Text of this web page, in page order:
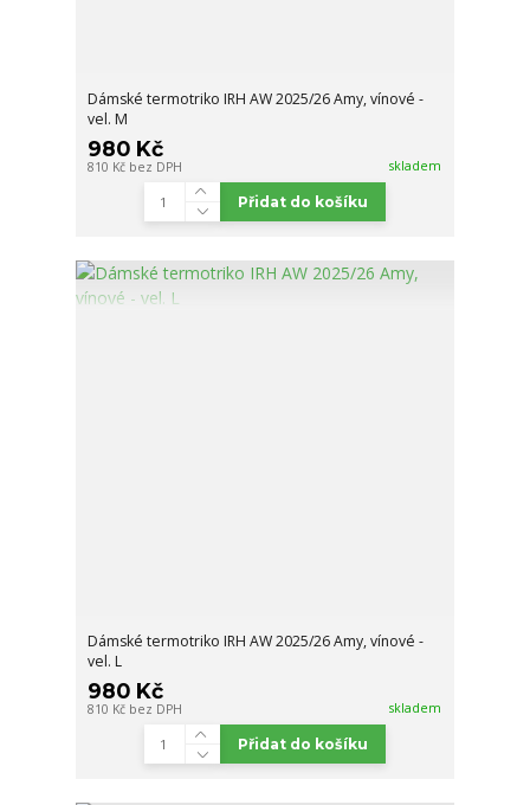
Dámské termotriko IRH AW 2025/26 Amy, vínové -
vel. M
980 Kč
810 Kč bez DPH skladem
Přidat do košíku
Dámské termotriko IRH AW 2025/26 Amy, vínové -
vel. L
980 Kč
810 Kč bez DPH skladem
Přidat do košíku